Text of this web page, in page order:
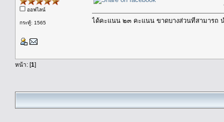
ออฟไลน์
กระทู้: 1565 ได้คะแนน ๒๓ คะแนน ขาดบางส่วนที่สามารถ
หน้า: [1]